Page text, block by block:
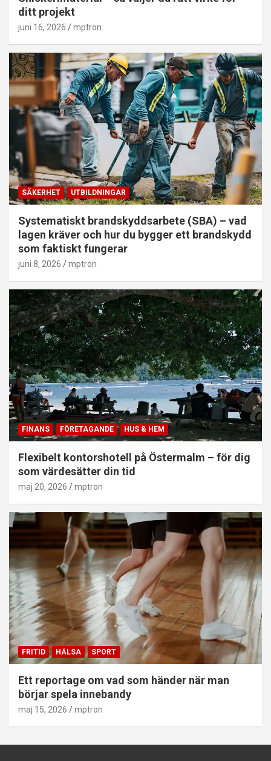
ditt projekt
juni 16, 2026 mptron
SÄKERHET UTBILDNINGAR
Systematiskt brandskyddsarbete (SBA) – vad
lagen kräver och hur du bygger ett brandskydd
som faktiskt fungerar
juni 8, 2026 mptron
FINANS FÖRETAGANDE HUS & HEM
Flexibelt kontorshotell på Östermalm – för dig
som värdesätter din tid
maj 20, 2026 mptron
FRITID HÄLSA SPORT
Ett reportage om vad som händer när man
börjar spela innebandy
maj 15, 2026 mptron